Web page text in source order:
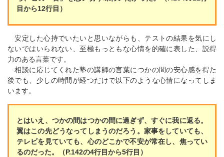
目から12行目）
安定した心持でいたいと思いながらも、テストの結果を気にし
ないではいられない、至極もっともな心情を的確に表した、説得
力のある言葉です。
相談に応じてくれた塾の講師の言葉につかの間の安心感を得た
後でも、少しの時間が経つだけで以下のような心情になってしま
います。
とはいえ、つかの間はつかの間に過ぎず、すぐに我に返る。
翼はこの先どうなってしまうのだろう。家事をしていても、
テレビを見ていても、心のどこかで不安が常在し、焦ってい
るのだった。（P.142の4行目から5行目）